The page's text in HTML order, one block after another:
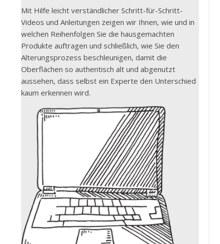
Mit Hilfe leicht verständlicher Schritt-für-Schritt-
Videos und Anleitungen zeigen wir Ihnen, wie und in
welchen Reihenfolgen Sie die hausgemachten
Produkte auftragen und schließlich, wie Sie den
Alterungsprozess beschleunigen, damit die
Oberflächen so authentisch alt und abgenutzt
aussehen, dass selbst ein Experte den Unterschied
kaum erkennen wird.